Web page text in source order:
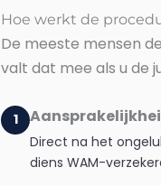
Hoe werkt de
De meeste mensen
valt dat mee als u de
1
Direct na het
diens WAM-